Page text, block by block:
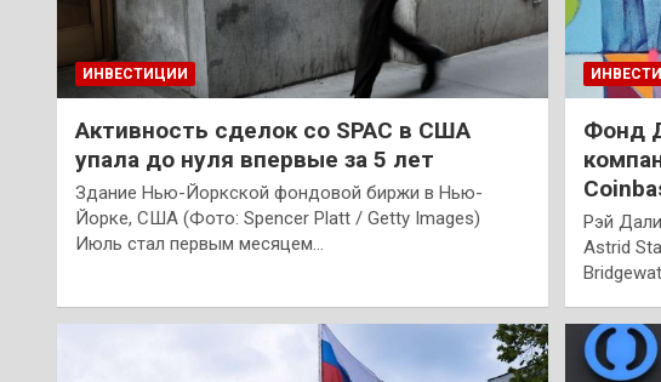
ИНВЕСТИЦИИ
Активность сделок со SPAC в США
упала до нуля впервые за 5 лет
Здание Нью-Йоркской фондовой биржи в Нью-
Йорке, США (Фото: Spencer Platt / Getty Images)
Июль стал первым месяцем…
Фонд
Рэй
Astrid